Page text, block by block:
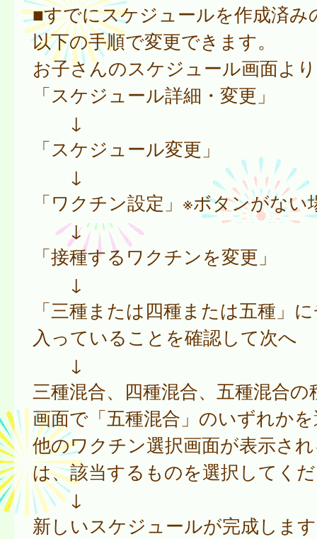
■すでにスケジュールを作成済み
以下の手順で変更できます。
お子さんのスケジュール画面より
「スケジュール詳細・変更」
↓
「スケジュール変更」
↓
「ワクチン設定」※ボタンがない
↓
「接種するワクチンを変更」
↓
「三種または四種または五種」
入っていることを確認して次へ
↓
三種混合、四種混合、五種混合の
画面で「五種混合」のいずれか
他のワクチン選択画面が表示さ
は、該当するものを選択してく
↓
新しいスケジュールが完成しま